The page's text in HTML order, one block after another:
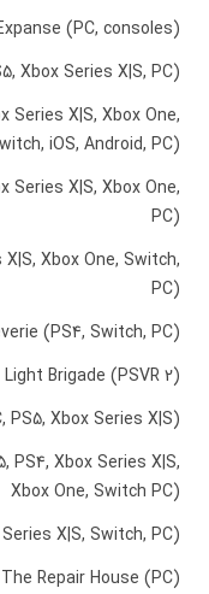
(PC, consoles)
Xbox Series X|S, PC)
Series X|S, Xbox One,
iOS, Android, PC)
Series X|S, Xbox One,
PC)
Xbox One, Switch,
PC)
(PS4, Switch, PC)
Brigade (PSVR 2)
Xbox Series X|S)
PS4, Xbox Series X|S,
Xbox One, Switch PC)
X|S, Switch, PC)
The Repair House (PC)